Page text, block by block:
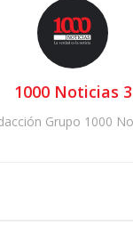
1000 Noticias 3
Grupo 1000